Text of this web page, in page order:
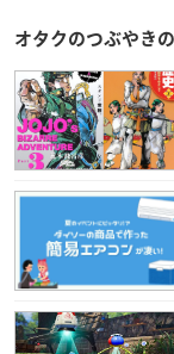
オタクのつぶやき